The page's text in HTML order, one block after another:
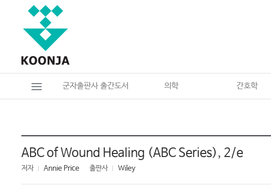
군자출판사 출간도서 의학 간호학
ABC of Wound Healing (ABC Series), 2/e
저자 Annie Price 출판사 Wiley